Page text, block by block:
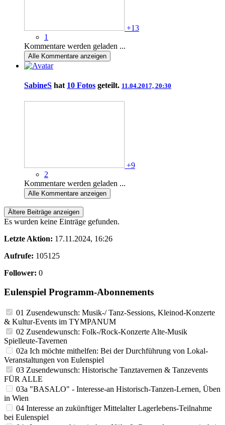
+13
1
Kommentare werden geladen ...
Alle Kommentare anzeigen
SabineS hat 10 Fotos geteilt. 11.04.2017, 20:30
+9
2
Kommentare werden geladen ...
Alle Kommentare anzeigen
Ältere Beiträge anzeigen
Es wurden keine Einträge gefunden.
Letzte Aktion: 17.11.2024, 16:26
Aufrufe: 105125
Follower: 0
Eulenspiel Programm-Abonnements
01 Zusendewunsch: Musik-/ Tanz-Sessions, Kleinod-Konzerte
& Kultur-Events im TYMPANUM
02 Zusendewunsch: Folk-/Rock-Konzerte Alte-Musik
Spielleute-Tavernen
02a Ich möchte mithelfen: Bei der Durchführung von Lokal-
Veranstaltungen von Eulenspiel
03 Zusendewunsch: Historische Tanztavernen & Tanzevents
FÜR ALLE
03a "BASALO" - Interesse-an Historisch-Tanzen-Lernen, Üben
in Wien
04 Interesse an zukünftiger Mittelalter Lagerlebens-Teilnahme
bei Eulenspiel